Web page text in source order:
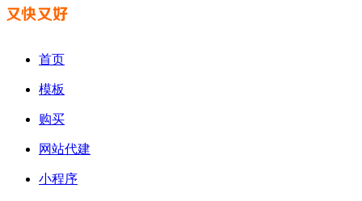
首页
模板
购买
网站代建
小程序